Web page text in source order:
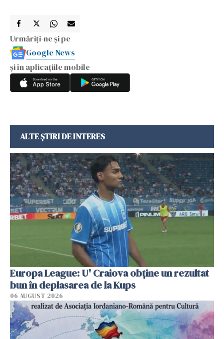
Urmăriți-ne și pe
Google News
și în aplicațiile mobile
ALTE ȘTIRI DE INTERES
Europa League: U' Craiova obține un rezultat
bun în deplasarea de la Kups
06 AUGUST 2026